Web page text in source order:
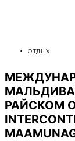
ОТДЫХ
РАЙСКОМ